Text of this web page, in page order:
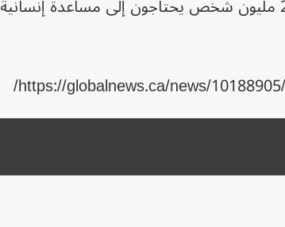
وخيمة على ملايين المدنيين في السودان، حيث يقدر أن 28 مليون شخص يحتاجون إلى مساعدة إنسانية